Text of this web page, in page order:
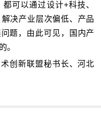
可以通过设计+科技、
决产业层次偏低、产品
题，由此可见，国内产
。
创新联盟秘书长、河北